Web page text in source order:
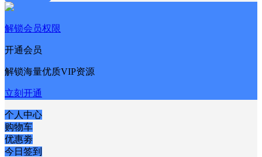
解锁会员权限
开通会员
解锁海量优质VIP资源
立刻开通
个人中心
购物车
优惠劵
今日签到